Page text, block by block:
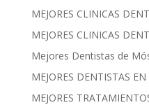
MEJORES CLINICAS
MEJORES CLINICAS
Mejores Dentistas de
MEJORES DENTISTAS
MEJORES